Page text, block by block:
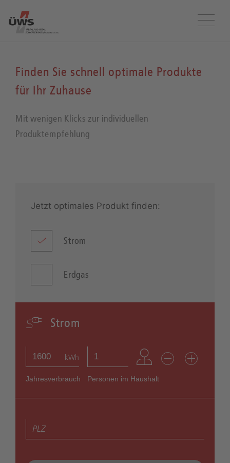
Menü
Finden Sie schnell optimale Produkte
für Ihr Zuhause
Mit wenigen Klicks zur individuellen
Produktempfehlung
Jetzt optimales Produkt finden:
Strom
Erdgas
Strom
kWh
Jahresverbrauch Personen im Haushalt
PLZ